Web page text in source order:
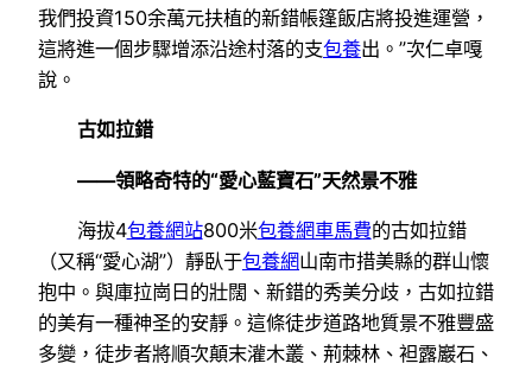
我們投資150余萬元扶植的新錯帳篷飯店將投進運營，
這將進一個步驟增添沿途村落的支包養出。”次仁卓嘎
說。
古如拉錯
——領略奇特的“愛心藍寶石”天然景不雅
海拔4包養網站800米包養網車馬費的古如拉錯
（又稱“愛心湖”）靜臥于包養網山南市措美縣的群山懷
抱中。與庫拉崗日的壯闊、新錯的秀美分歧，古如拉錯
的美有一種神圣的安靜。這條徒步道路地質景不雅豐盛
多變，徒步者將順次顛末灌木叢、荊棘林、袒露巖石、